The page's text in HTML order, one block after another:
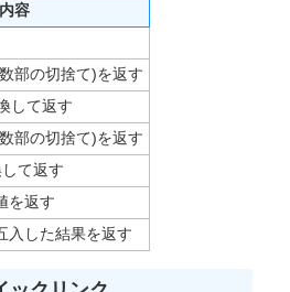
内容
部の切捨て)を返す
して返す
部の切捨て)を返す
て返す
を返す
入した結果を返す